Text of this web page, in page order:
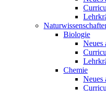
Biologie
Neues
Chemie
Neues